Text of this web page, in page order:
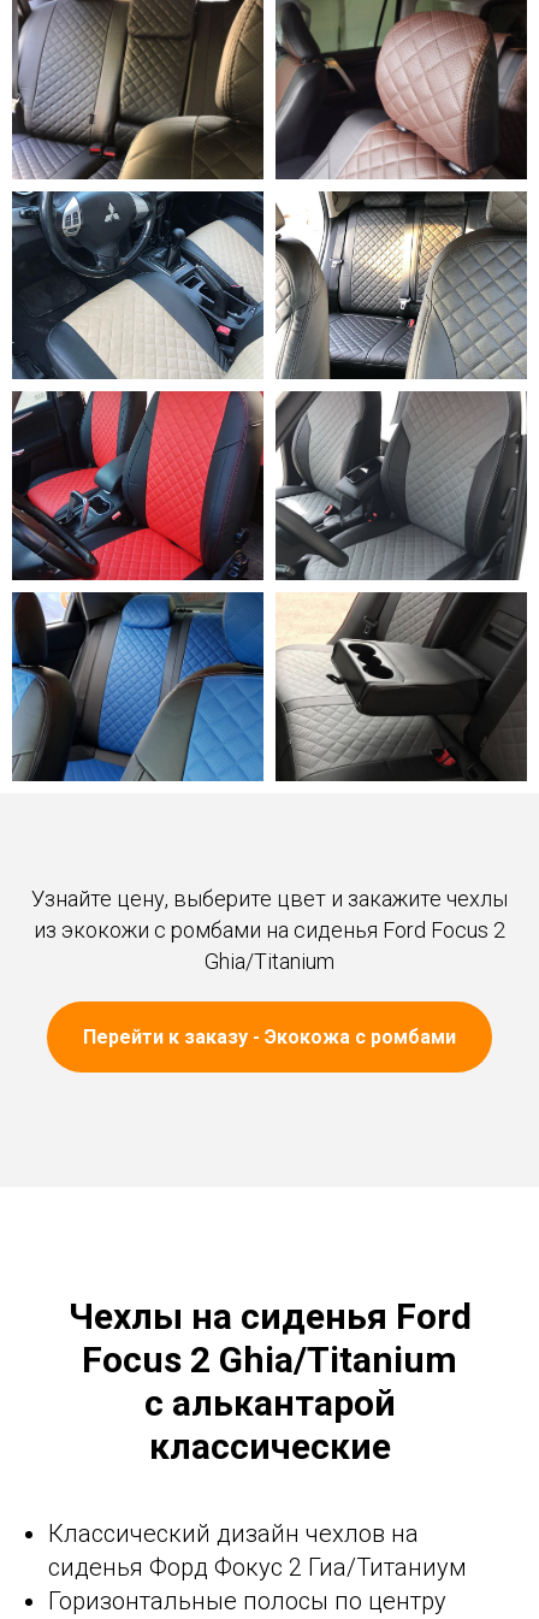
Узнайте цену, выберите цвет и закажите чехлы
из экокожи с ромбами на сиденья Ford Focus 2
Ghia/Titanium
Перейти к заказу - Экокожа с ромбами
Чехлы на сиденья Ford
Focus 2 Ghia/Titanium
с алькантарой
классические
Классический дизайн чехлов на
сиденья Форд Фокус 2 Гиа/Титаниум
Горизонтальные полосы по центру